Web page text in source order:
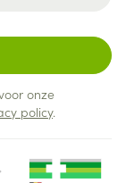
onze
policy.